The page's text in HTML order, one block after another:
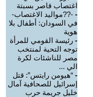
اغتصاب قاصر بسبتة
- -??مواليد الاغتصاب-
في السودان: أطفال بلا
هوية
- رئيسة القومي للمرأة
توجه التحية لمنتخب
مصر للناشئات لكرة
الي ...
- “هيومن رايتس”: قتل
إسرائيل للصحافية آمال
خليل جريمة حرب